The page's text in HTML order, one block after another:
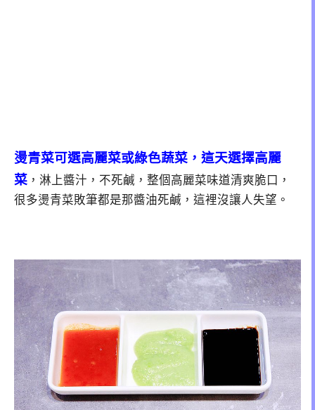
燙青菜可選高麗菜或綠色蔬菜，這天選擇高麗
菜 ，淋上醬汁，不死鹹，整個高麗菜味道清爽脆口，
很多燙青菜敗筆都是那醬油死鹹，這裡沒讓人失望。